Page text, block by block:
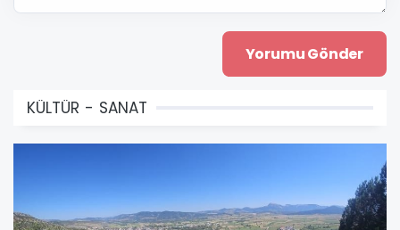
KÜLTÜR - SANAT